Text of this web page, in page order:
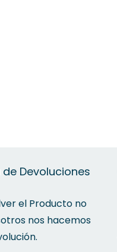
Devoluciones
el Producto no
nos hacemos